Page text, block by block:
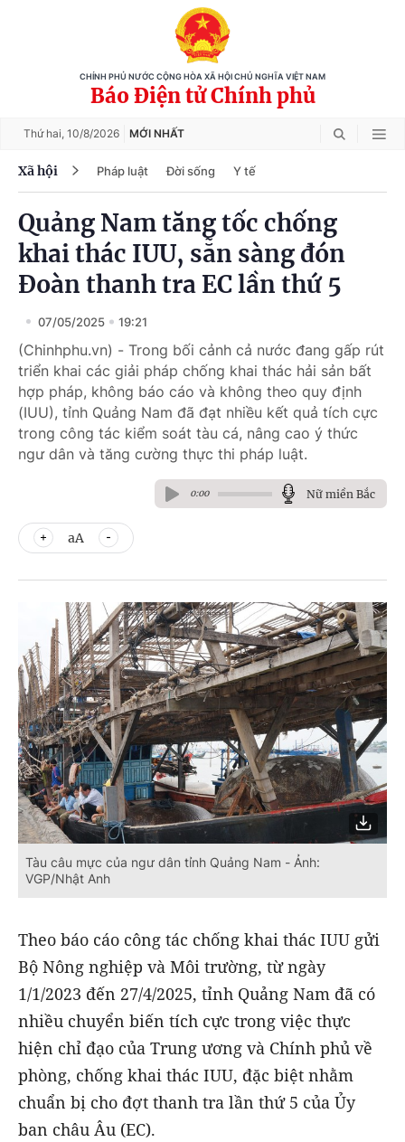
CHÍNH PHỦ NƯỚC CỘNG HÒA XÃ HỘI CHỦ NGHĨA VIỆT NAM
Báo Điện tử Chính phủ
Thứ hai, 10/8/2026 MỚI NHẤT
Xã hội Pháp luật Đời sống Y tế
Quảng Nam tăng tốc chống
khai thác IUU, sẵn sàng đón
Đoàn thanh tra EC lần thứ 5
07/05/2025 19:21
(Chinhphu.vn) - Trong bối cảnh cả nước đang gấp rút
triển khai các giải pháp chống khai thác hải sản bất
hợp pháp, không báo cáo và không theo quy định
(IUU), tỉnh Quảng Nam đã đạt nhiều kết quả tích cực
trong công tác kiểm soát tàu cá, nâng cao ý thức
ngư dân và tăng cường thực thi pháp luật.
0:00 Nữ miền Bắc
aA
Tàu câu mực của ngư dân tỉnh Quảng Nam - Ảnh:
VGP/Nhật Anh
Theo báo cáo công tác chống khai thác IUU gửi
Bộ Nông nghiệp và Môi trường, từ ngày
1/1/2023 đến 27/4/2025, tỉnh Quảng Nam đã có
nhiều chuyển biến tích cực trong việc thực
hiện chỉ đạo của Trung ương và Chính phủ về
phòng, chống khai thác IUU, đặc biệt nhằm
chuẩn bị cho đợt thanh tra lần thứ 5 của Ủy
ban châu Âu (EC).